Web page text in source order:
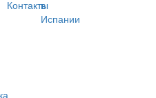
Контакты
в
Испании